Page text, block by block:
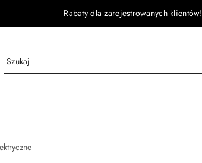
Rabaty dla zarejestrowanych klientów!